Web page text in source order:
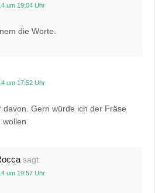
um 19:04 Uhr
die Worte.
um 17:52 Uhr
davon. Gern würde ich der Fräse
sagt:
um 19:57 Uhr